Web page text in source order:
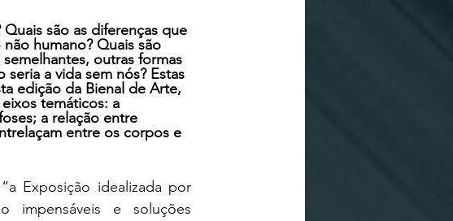
são as diferenças que
humano? Quais são
outras formas
a vida sem nós? Estas
edição da Bienal de Arte,
temáticos: a
a relação entre
entre os corpos e
Exposição idealizada por
impensáveis ​​e soluções